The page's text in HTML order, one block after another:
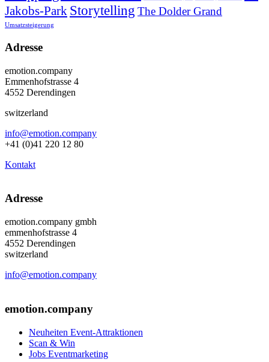
Jakobs-Park Storytelling The Dolder Grand
Umsatzsteigerung
Adresse
emotion.company
Emmenhofstrasse 4
4552 Derendingen
switzerland
info@emotion.company
+41 (0)41 220 12 80
Kontakt
Adresse
emotion.company gmbh
emmenhofstrasse 4
4552 Derendingen
switzerland
info@emotion.company
emotion.company
Neuheiten Event-Attraktionen
Scan & Win
Jobs Eventmarketing